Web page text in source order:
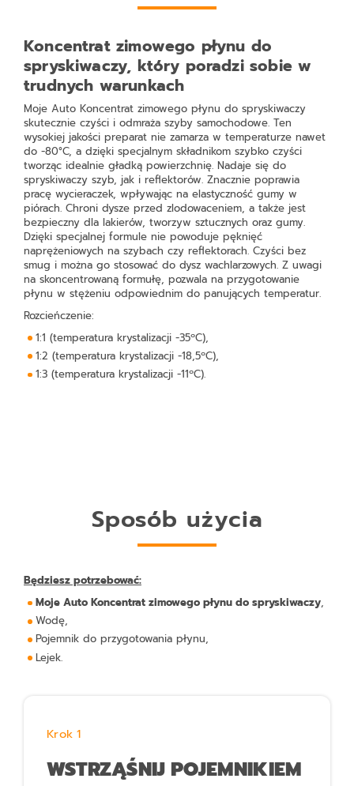
Koncentrat zimowego płynu do
spryskiwaczy, który poradzi sobie w
trudnych warunkach
Moje Auto Koncentrat zimowego płynu do spryskiwaczy
skutecznie czyści i odmraża szyby samochodowe. Ten
wysokiej jakości preparat nie zamarza w temperaturze nawet
do -80°C, a dzięki specjalnym składnikom szybko czyści
tworząc idealnie gładką powierzchnię. Nadaje się do
spryskiwaczy szyb, jak i reflektorów. Znacznie poprawia
pracę wycieraczek, wpływając na elastyczność gumy w
piórach. Chroni dysze przed zlodowaceniem, a także jest
bezpieczny dla lakierów, tworzyw sztucznych oraz gumy.
Dzięki specjalnej formule nie powoduje pęknięć
naprężeniowych na szybach czy reflektorach. Czyści bez
smug i można go stosować do dysz wachlarzowych. Z uwagi
na skoncentrowaną formułę, pozwala na przygotowanie
płynu w stężeniu odpowiednim do panujących temperatur.
Rozcieńczenie:
1:1 (temperatura krystalizacji -35ºC),
1:2 (temperatura krystalizacji -18,5ºC),
1:3 (temperatura krystalizacji -11ºC).
Sposób użycia
Będziesz potrzebować:
Moje Auto Koncentrat zimowego płynu do spryskiwaczy,
Wodę,
Pojemnik do przygotowania płynu,
Lejek.
Krok 1
WSTRZĄŚNIJ POJEMNIKIEM